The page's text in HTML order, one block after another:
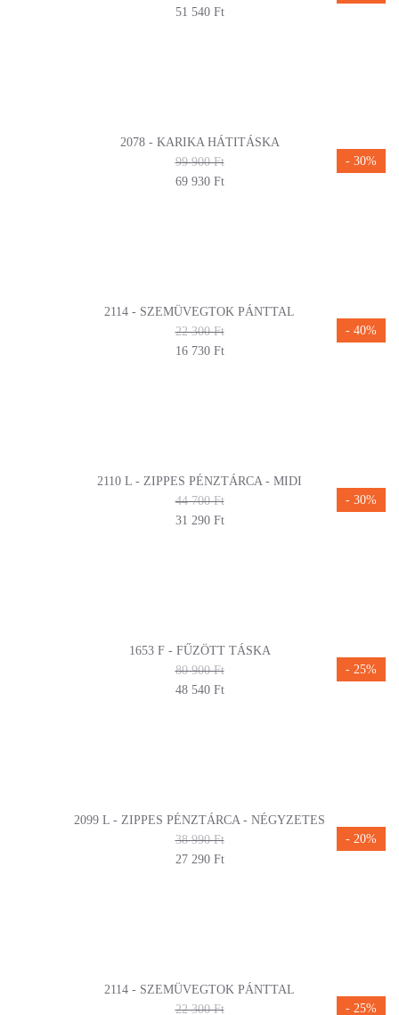
51 540 Ft
2078 - KARIKA HÁTITÁSKA
99 900 Ft
69 930 Ft
2114 - SZEMÜVEGTOK PÁNTTAL
22 300 Ft
16 730 Ft
2110 L - ZIPPES PÉNZTÁRCA - MIDI
44 700 Ft
31 290 Ft
- 30%
1653 F - FŰZÖTT TÁSKA
80 900 Ft
48 540 Ft
- 40%
2099 L - ZIPPES PÉNZTÁRCA - NÉGYZETES
38 990 Ft
27 290 Ft
- 30%
2114 - SZEMÜVEGTOK PÁNTTAL
22 300 Ft
- 25%
- 20%
- 25%